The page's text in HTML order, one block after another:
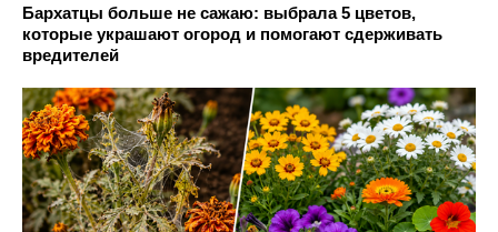
Бархатцы больше не сажаю: выбрала 5 цветов,
которые украшают огород и помогают сдерживать
вредителей